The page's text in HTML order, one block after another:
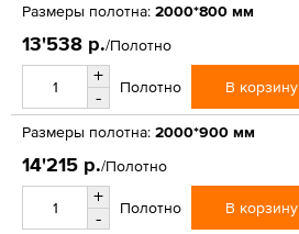
Размеры полотна: 2000*800 мм
13'538 р./Полотно
+
-
Полотно В корзину
Размеры полотна: 2000*900 мм
14'215 р./Полотно
+
-
Полотно В корзину